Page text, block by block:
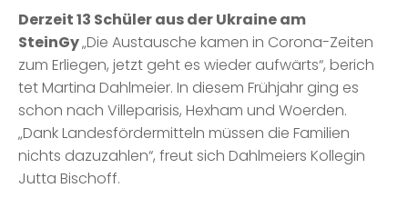
Derzeit 13 Schüler aus der Ukraine am
SteinGy„Die Austausche kamen in Corona-Zeiten
zum Erliegen, jetzt geht es wieder aufwärts“, berich
tet Martina Dahlmeier. In diesem Frühjahr ging es
schon nach Villeparisis, Hexham und Woerden.
„Dank Landesfördermitteln müssen die Familien
nichts dazuzahlen“, freut sich Dahlmeiers Kollegin
Jutta Bischoff.